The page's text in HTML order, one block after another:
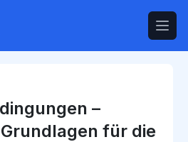
–
für die